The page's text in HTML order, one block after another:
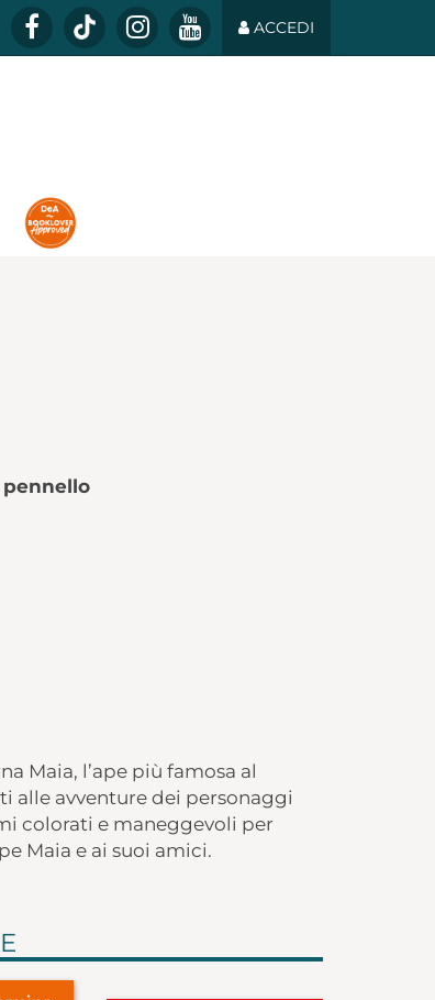
ACCEDI
pennello
Maia, l’ape più famosa al
alle avventure dei personaggi
colorati e maneggevoli per
Maia e ai suoi amici.